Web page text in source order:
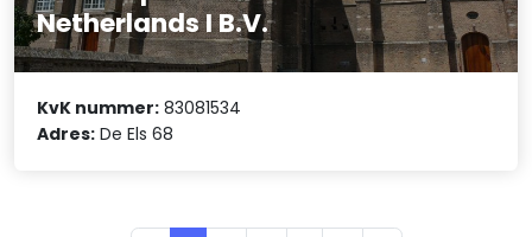
Netherlands I B.V.
KvK nummer: 83081534
Adres: De Els 68